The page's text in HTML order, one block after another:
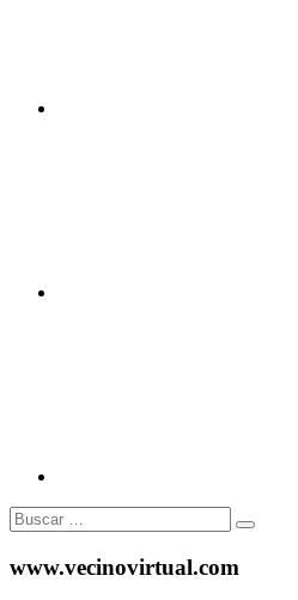
Buscar:
www.vecinovirtual.com